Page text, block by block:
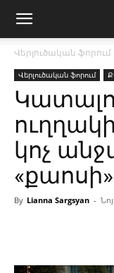
Վերլուծական ֆորում
Վերլուծական ֆորում
կոչ
By Lianna Sargsyan -